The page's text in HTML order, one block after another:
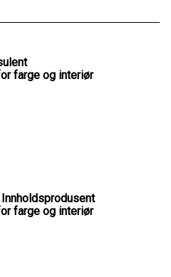
farge og interiør
farge og interiør